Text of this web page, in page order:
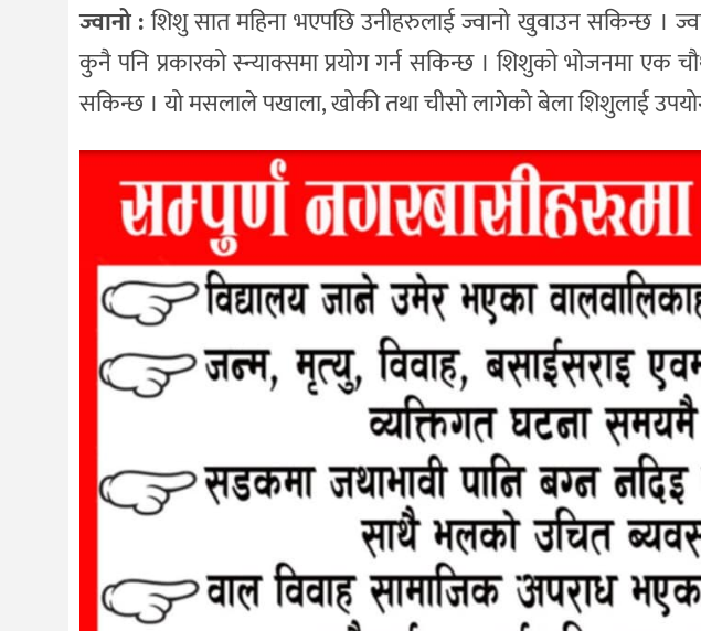
ज्वानो :शिशु सात महिना भएपछि उनीहरुलाई ज्वानो खुवाउन सकिन्छ ।
कुनै पनि प्रकारको स्न्याक्समा प्रयोग गर्न सकिन्छ । शिशुको भोजनमा एक
सकिन्छ । यो मसलाले पखाला, खोकी तथा चीसो लागेको बेला शिशुलाई